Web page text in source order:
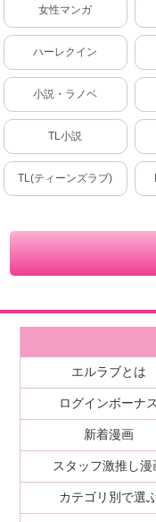
女性マンガ
ハーレクイン
小説・ラノベ
TL小説
TL(ティーンズラブ)
エルラブとは
ログインボーナス
新着漫画
スタッフ激推し漫
カテゴリ別で選